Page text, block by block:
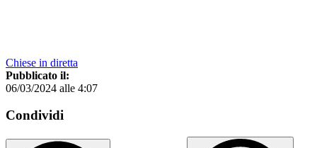
Chiese in diretta
Pubblicato il:
06/03/2024 alle 4:07
Condividi